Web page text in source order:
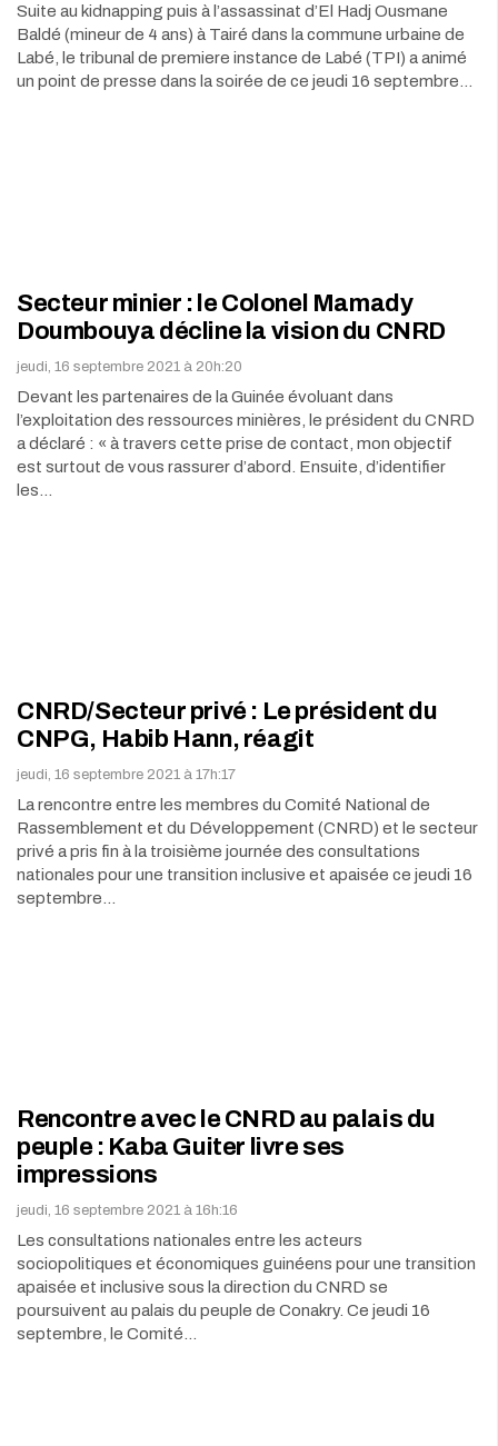
Suite au kidnapping puis à l’assassinat d’El Hadj Ousmane
Baldé (mineur de 4 ans) à Tairé dans la commune urbaine de
Labé, le tribunal de premiere instance de Labé (TPI) a animé
un point de presse dans la soirée de ce jeudi 16 septembre…
Secteur minier : le Colonel Mamady
Doumbouya décline la vision du CNRD
jeudi, 16 septembre 2021 à 20h:20
Devant les partenaires de la Guinée évoluant dans
l’exploitation des ressources minières, le président du CNRD
a déclaré : « à travers cette prise de contact, mon objectif
est surtout de vous rassurer d’abord. Ensuite, d’identifier
les…
CNRD/Secteur privé : Le président du
CNPG, Habib Hann, réagit
jeudi, 16 septembre 2021 à 17h:17
La rencontre entre les membres du Comité National de
Rassemblement et du Développement (CNRD) et le secteur
privé a pris fin à la troisième journée des consultations
nationales pour une transition inclusive et apaisée ce jeudi 16
septembre…
Rencontre avec le CNRD au palais du
peuple : Kaba Guiter livre ses
impressions
jeudi, 16 septembre 2021 à 16h:16
Les consultations nationales entre les acteurs
sociopolitiques et économiques guinéens pour une transition
apaisée et inclusive sous la direction du CNRD se
poursuivent au palais du peuple de Conakry. Ce jeudi 16
septembre, le Comité…